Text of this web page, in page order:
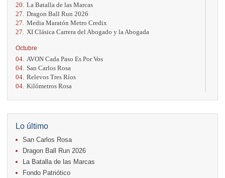
20. La Batalla de las Marcas
27. Dragon Ball Run 2026
27. Media Maratón Metro Credix
27.
XI Clásica Carrera del Abogado y la Abogada
Octubre
04. AVON Cada Paso Es Por Vos
04. San Carlos Rosa
04. Relevos Tres Ríos
04. Kilómetros Rosa
18. Casa Turire Trail Run
18.
Warriors Run Circuit
18. Samsung Jacó Beach Half Marathon 2026
25. KRun by Under Armour
25. Run Alajuela
31.
Halloween Fun Run
Noviembre
Lo último
San Carlos Rosa
Dragon Ball Run 2026
La Batalla de las Marcas
Fondo Patriótico